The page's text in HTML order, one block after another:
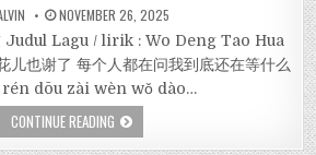
NOVEMBER 26, 2025
Judul Lagu / lirik : Wo Deng Tao Hua
也谢了 每个人都在问我到底还在等什么
dōu zài wèn wǒ dào…
CONTINUE READING